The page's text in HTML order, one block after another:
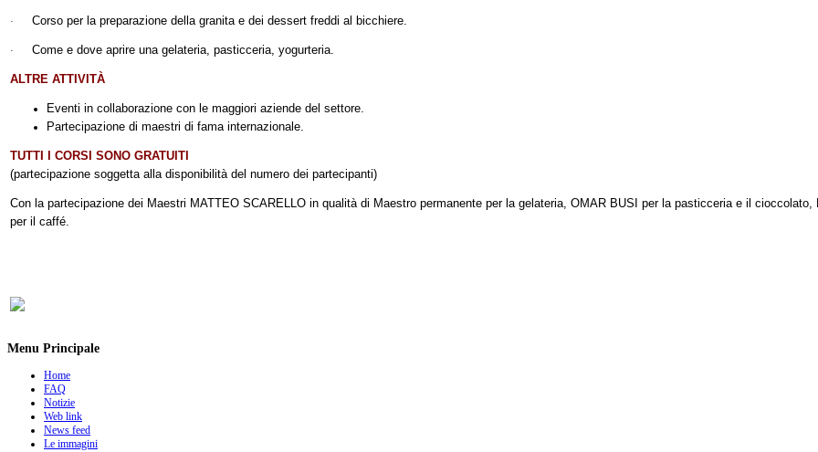
· Corso per la preparazione della granita e dei dessert freddi al bicchiere.
· Come e dove aprire una gelateria, pasticceria, yogurteria.
ALTRE ATTIVITÀ
Eventi in collaborazione con le maggiori aziende del settore.
Partecipazione di maestri di fama internazionale.
TUTTI I CORSI SONO GRATUITI
(partecipazione soggetta alla disponibilità del numero dei partecipanti)
Con la partecipazione dei Maestri MATTEO SCARELLO in qualità di Maestro permanente per la gelateria, OMAR BUSI per la pasticceria e il cioccolato,
per il caffé.
Menu Principale
Home
FAQ
Notizie
Web link
News feed
Le immagini